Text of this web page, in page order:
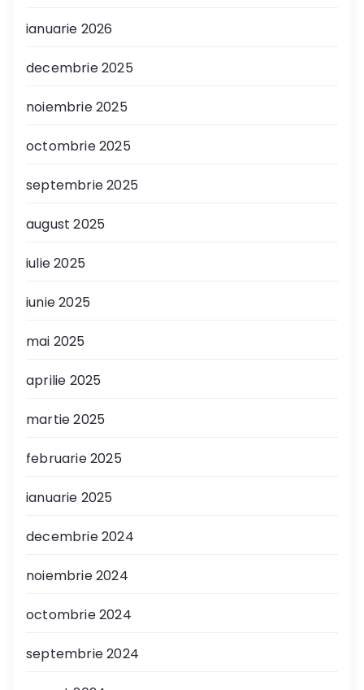
ianuarie 2026
decembrie 2025
noiembrie 2025
octombrie 2025
septembrie 2025
august 2025
iulie 2025
iunie 2025
mai 2025
aprilie 2025
martie 2025
februarie 2025
ianuarie 2025
decembrie 2024
noiembrie 2024
octombrie 2024
septembrie 2024